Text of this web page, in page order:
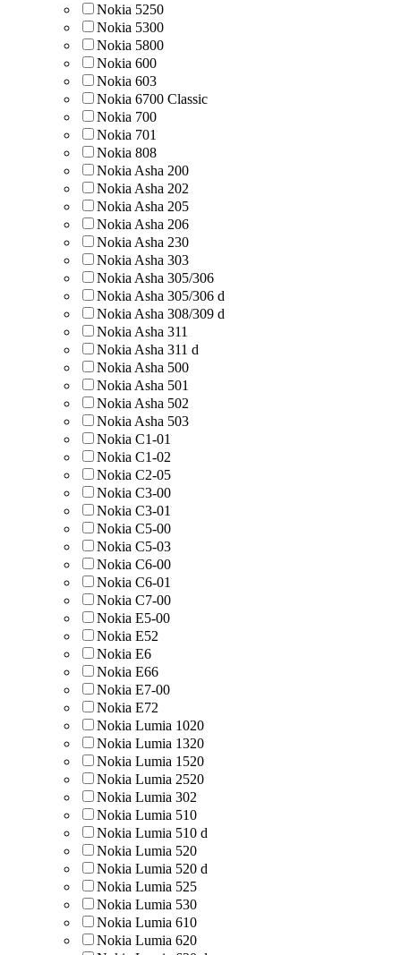
Nokia 5250
Nokia 5300
Nokia 5800
Nokia 600
Nokia 603
Nokia 6700 Classic
Nokia 700
Nokia 701
Nokia 808
Nokia Asha 200
Nokia Asha 202
Nokia Asha 205
Nokia Asha 206
Nokia Asha 230
Nokia Asha 303
Nokia Asha 305/306
Nokia Asha 305/306 d
Nokia Asha 308/309 d
Nokia Asha 311
Nokia Asha 311 d
Nokia Asha 500
Nokia Asha 501
Nokia Asha 502
Nokia Asha 503
Nokia C1-01
Nokia C1-02
Nokia C2-05
Nokia C3-00
Nokia C3-01
Nokia C5-00
Nokia C5-03
Nokia C6-00
Nokia C6-01
Nokia C7-00
Nokia E5-00
Nokia E52
Nokia E6
Nokia E66
Nokia E7-00
Nokia E72
Nokia Lumia 1020
Nokia Lumia 1320
Nokia Lumia 1520
Nokia Lumia 2520
Nokia Lumia 302
Nokia Lumia 510
Nokia Lumia 510 d
Nokia Lumia 520
Nokia Lumia 520 d
Nokia Lumia 525
Nokia Lumia 530
Nokia Lumia 610
Nokia Lumia 620